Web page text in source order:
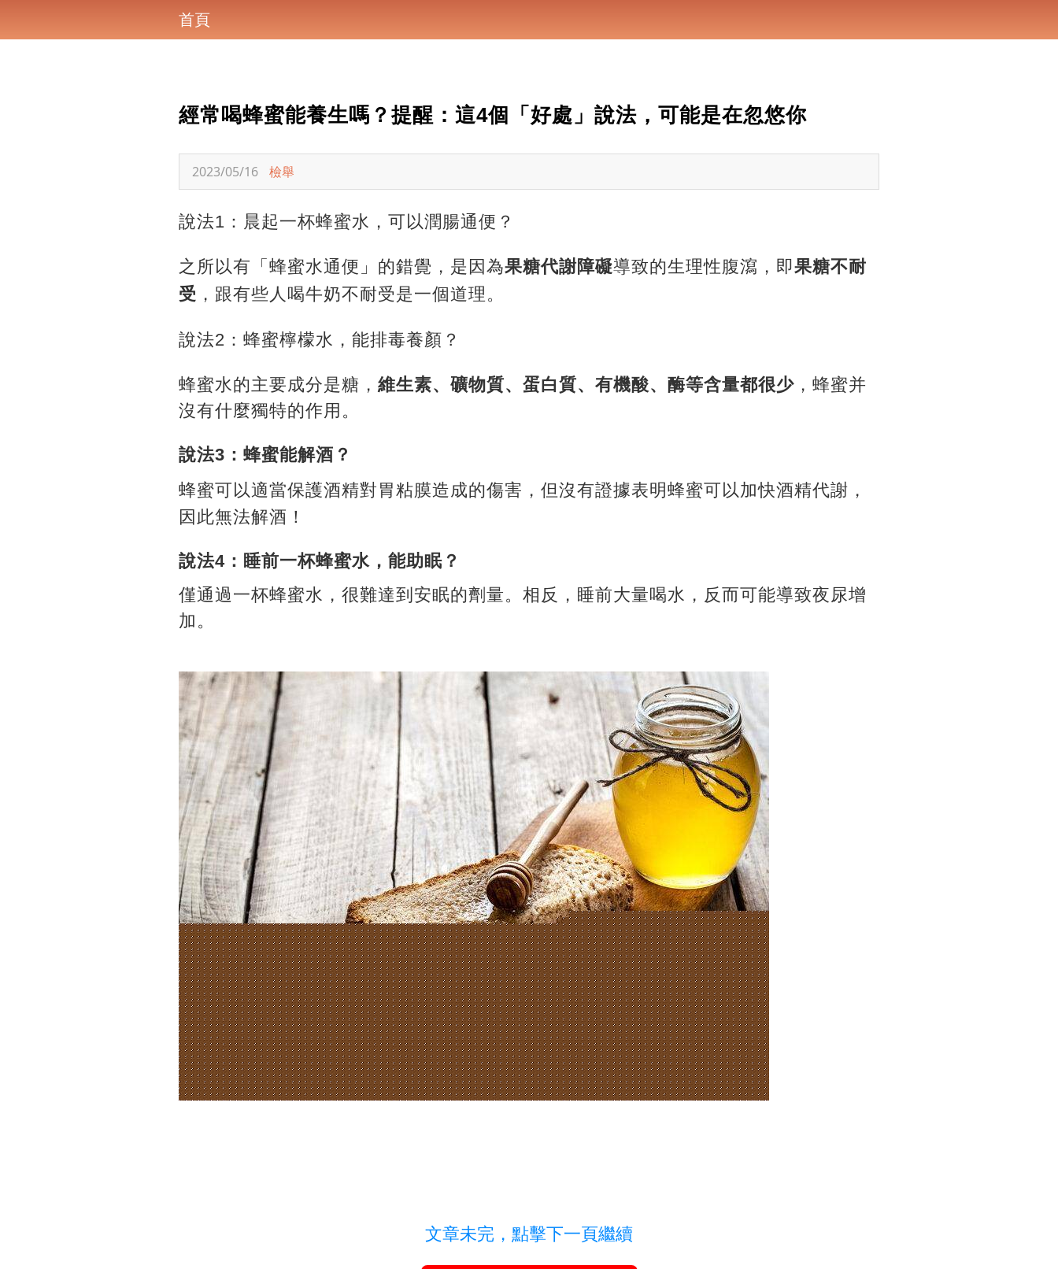
首頁
經常喝蜂蜜能養生嗎？提醒：這4個「好處」說法，可能是在忽悠你
2023/05/16 檢舉
說法1：晨起一杯蜂蜜水，可以潤腸通便？
之所以有「蜂蜜水通便」的錯覺，是因為果糖代謝障礙導致的生理性腹瀉，即果糖不耐
受 ，跟有些人喝牛奶不耐受是一個道理。
說法2：蜂蜜檸檬水，能排毒養顏？
蜂蜜水的主要成分是糖， 維生素、礦物質、蛋白質、有機酸、酶等含量都很少 ，蜂蜜并
沒有什麼獨特的作用。
說法3：蜂蜜能解酒？
蜂蜜可以適當保護酒精對胃粘膜造成的傷害， 但沒有證據表明蜂蜜可以加快酒精代謝，
因此無法解酒！
說法4：睡前一杯蜂蜜水，能助眠？
僅通過一杯蜂蜜水，很難達到安眠的劑量。相反，睡前大量喝水，反而可能導致夜尿增
加。
文章未完，點擊下一頁繼續